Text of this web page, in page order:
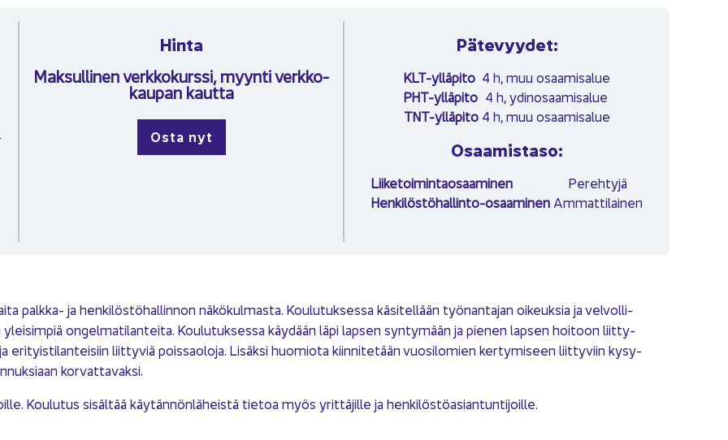
Hinta
Mak­sul­li­nen verk­ko­kurs­si, myyn­ti verk­ko­
kau­pan kaut­ta
Osta nyt
Pä­te­vyy­det:
KLT-​ylläpito 4 h, muu osaa­mi­sa­lue
PHT-​ylläpito 4 h, ydin­osaa­mi­sa­lue
TNT-​ylläpito 4 h, muu osaa­mi­sa­lue
Osaa­mis­ta­so:
Lii­ke­toi­min­tao­saa­mi­nen
Pe­reh­ty­jä
Henkilöstöhallinto-​osaaminen Am­mat­ti­lai­nen
palkka-​ ja hen­ki­lös­tö­hal­lin­non nä­kö­kul­mas­ta. Kou­lu­tuk­ses­sa kä­si­tel­lään työ­nan­ta­jan oi­keuk­sia ja vel­vol­li­
on­gel­ma­ti­lan­tei­ta. Kou­lu­tuk­ses­sa käy­dään läpi lap­sen syn­ty­mään ja pie­nen lap­sen hoi­toon liit­ty­
eri­tyis­ti­lan­tei­siin liit­ty­viä pois­sao­lo­ja. Li­säk­si huo­mio­ta kiin­ni­te­tään vuo­si­lo­mien ker­ty­mi­seen liit­ty­viin ky­sy­
kor­vat­ta­vak­si.
Kou­lu­tus si­säl­tää käy­tän­nön­lä­heis­tä tie­toa myös yrit­tä­jil­le ja hen­ki­lös­tö­asian­tun­ti­joil­le.